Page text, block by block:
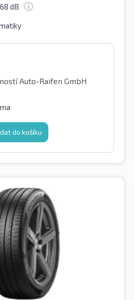
68 dB
Auto-Raifen GmbH
do košíku